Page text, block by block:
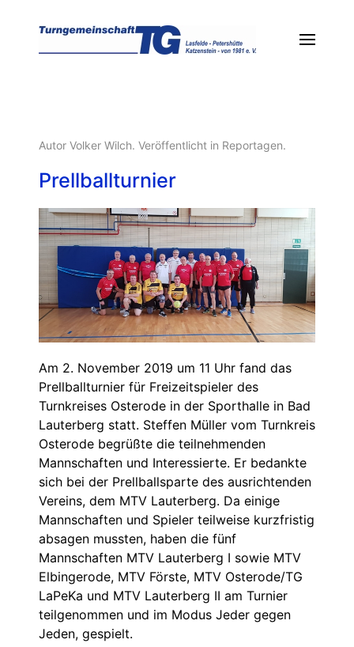
Autor Volker Wilch. Veröffentlicht in Reportagen.
Prellballturnier
Am 2. November 2019 um 11 Uhr fand das
Prellballturnier für Freizeitspieler des
Turnkreises Osterode in der Sporthalle in Bad
Lauterberg statt. Steffen Müller vom Turnkreis
Osterode begrüßte die teilnehmenden
Mannschaften und Interessierte. Er bedankte
sich bei der Prellballsparte des ausrichtenden
Vereins, dem MTV Lauterberg. Da einige
Mannschaften und Spieler teilweise kurzfristig
absagen mussten, haben die fünf
Mannschaften MTV Lauterberg I sowie MTV
Elbingerode, MTV Förste, MTV Osterode/TG
LaPeKa und MTV Lauterberg II am Turnier
teilgenommen und im Modus Jeder gegen
Jeden, gespielt.